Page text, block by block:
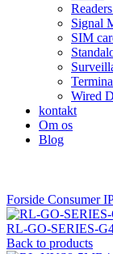
Signal
SIM
Wired
kontakt
Om os
Blog
Forside Consumer
RL-GO-SERIES-
Back to products